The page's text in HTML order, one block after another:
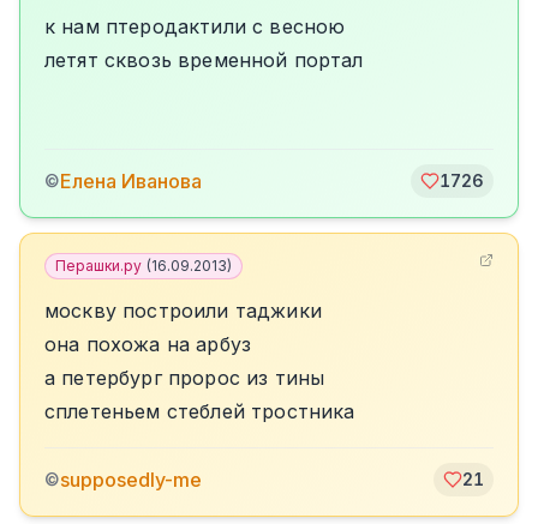
к нам птеродактили с весною
летят сквозь временной портал
©Елена Иванова 1726
Перашки.ру (16.09.2013)
москву построили таджики
она похожа на арбуз
а петербург пророс из тины
сплетеньем стеблей тростника
©supposedly-me 21